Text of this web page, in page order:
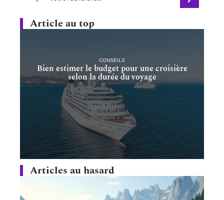
Article au top
CONSEILS
Bien estimer le budget pour une croisière
selon la durée du voyage
Articles au hasard